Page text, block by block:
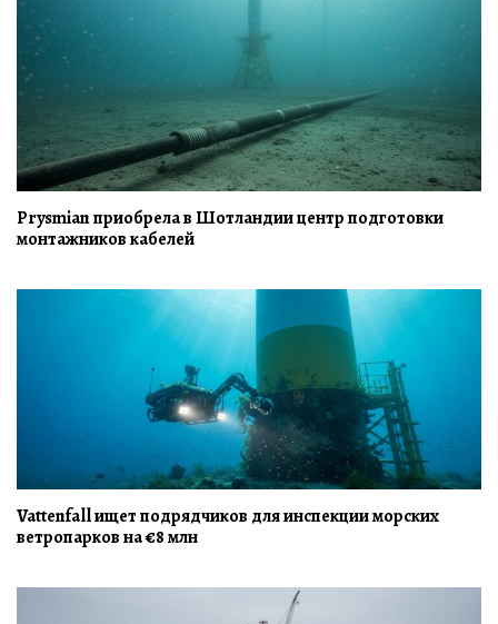
Prysmian приобрела в Шотландии центр подготовки
монтажников кабелей
Vattenfall ищет подрядчиков для инспекции морских
ветропарков на €8 млн